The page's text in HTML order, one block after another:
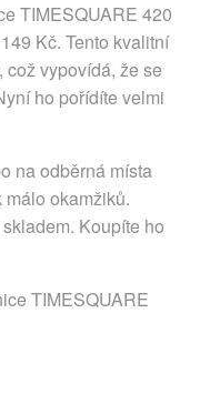
TIMESQUARE 420
Kč. Tento kvalitní
, což vypovídá, že se
ho pořídíte velmi
na odběrná místa
okamžiků.
Koupíte ho
TIMESQUARE